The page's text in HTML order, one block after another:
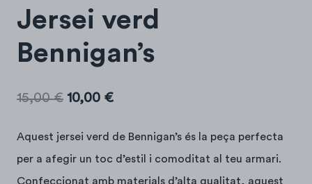
Jersei verd
Bennigan’s
15,00€ El
original
era:
10,00 €El
actual
és:
Aquest jersei verd de Bennigan’s és la peça perfecta
per a afegir un toc d’estil i comoditat al teu armari.
Confeccionat amb materials d’alta qualitat, aquest